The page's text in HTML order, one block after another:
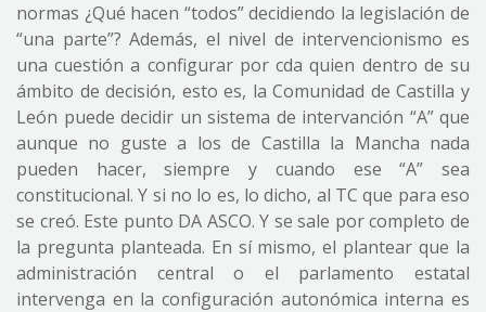
normas ¿Qué hacen “todos” decidiendo la legislación de
“una parte”? Además, el nivel de intervencionismo es
una cuestión a configurar por cda quien dentro de su
ámbito de decisión, esto es, la Comunidad de Castilla y
León puede decidir un sistema de intervanción “A” que
aunque no guste a los de Castilla la Mancha nada
pueden hacer, siempre y cuando ese “A” sea
constitucional. Y si no lo es, lo dicho, al TC que para eso
se creó. Este punto DA ASCO. Y se sale por completo de
la pregunta planteada. En sí mismo, el plantear que la
administración central o el parlamento estatal
intervenga en la configuración autonómica interna es